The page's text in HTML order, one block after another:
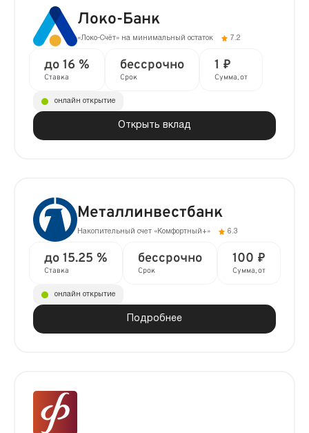
Локо-Банк
«Локо-Счёт» на минимальный остаток 7.2
до 16 %
Ставка
бессрочно
Срок
1 ₽
Сумма, от
Открыть вклад
онлайн открытие
Металлинвестбанк
Накопительный счет «Комфортный+» 6.3
до 15.25 %
Ставка
бессрочно
Срок
100 ₽
Сумма, от
Подробнее
онлайн открытие